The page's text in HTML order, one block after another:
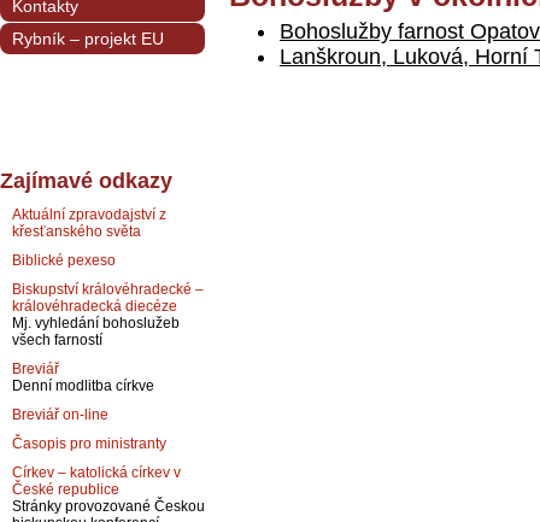
Bohoslužby farnost Opatov
Lanškroun, Luková, Horní
Kontakty
Rybník – projekt EU
Zajímavé odkazy
Aktuální zpravodajství z
křesťanského světa
Biblické pexeso
Biskupství královéhradecké –
královéhradecká diecéze
Mj. vyhledání bohoslužeb
všech farností
Breviář
Denní modlitba církve
Breviář on-line
Časopis pro ministranty
Církev – katolická církev v
České republice
Stránky provozované Českou